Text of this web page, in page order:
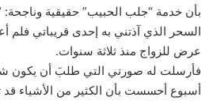
بأن خدمة “جلب الحبيب” حقيقية
السحر الذي آذتني به إحدى قريباتي فلم
عرض للزواج منذ ثلاثة سنوات.
فأرسلت له صورتي التي طلبَ أن يكون
أسبوع أحسست بأن الكثير من الأشياء